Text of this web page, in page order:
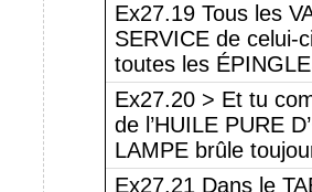
Ex27.19 Tous les
SERVICE de celui-
toutes les
Ex27.20 > Et tu
de l’HUILE PURE
LAMPE brûle
Ex27.21 Dans le